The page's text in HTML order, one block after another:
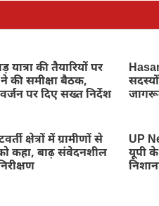
की तैयारियों पर
ने की समीक्षा बैठक,
पर दिए सख्त निर्देश
क्षेत्रों में ग्रामीणों से
कहा, बाढ़ संवेदनशील
UP
यूपी के